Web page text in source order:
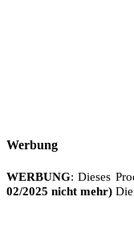
Werbung
WERBUNG: Dieses
02/2025 nicht mehr)